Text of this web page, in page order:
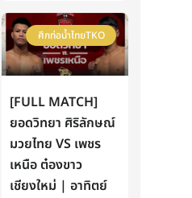
ศึกท่อน้ำไทยTKO
[FULL MATCH]
ยอดวิทยา ศิริลักษณ์
มวยไทย VS เพชร
เหนือ ต๋องขาว
เชียงใหม่ | อาทิตย์